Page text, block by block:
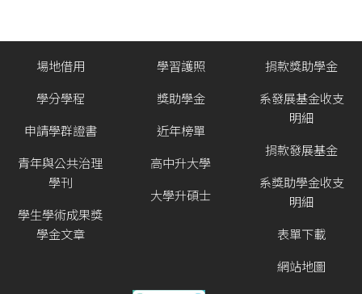
場地借用
學分學程
申請學群證書
青年與公共治理
學刊
學生學術成果獎
學金文章
學習護照
獎助學金
近年榜單
高中升大學
大學升碩士
捐款獎助學金
系發展基金收支
明細
捐款發展基金
系獎助學金收支
明細
表單下載
網站地圖